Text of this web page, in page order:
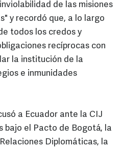
de las misiones
y recordó que, a lo largo
todos los credos y
recíprocas con
la institución de la
e inmunidades
a Ecuador ante la CIJ
bajo el Pacto de Bogotá, la
Diplomáticas, la